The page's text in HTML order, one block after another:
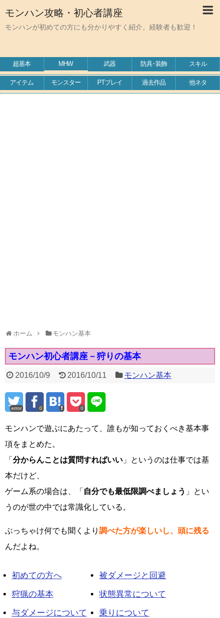
モンハン攻略・初心者講座
モンハンが初めての方にも分かりやすく紹介。経験者も歓迎！
超基本 MHW 武器 防具･装飾 スキル
アイテム モンスター PTプレイ 過去作品 他ネタ
ホーム モンハン基本
モンハン初心者講座－狩りの基本
2016/10/9 2016/10/11 モンハン基本
error 0 0
モンハンで遊ぶにあたって、誰もが知っておくべき基本事
項をまとめた。
「 分からんことは質問すればいい 」というのは仕事では基
本だけど、
ゲーム系の場合は、「 自分でも最低限調べましょう 」とい
うのが世の中では常識化している。
ぶっちゃけ何でも聞くより 調べた方が楽しいし、頭に残る
んだよね。
初めての方へ
狩猟の基本
与ダメージについて
被ダメージと回避
状態異常について
乗りについて